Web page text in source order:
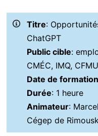
Titre:
ChatGPT
Public cible:
CMÉC, IMQ,
Date de formation
Durée: 1 heure
Animateur:
Cégep de